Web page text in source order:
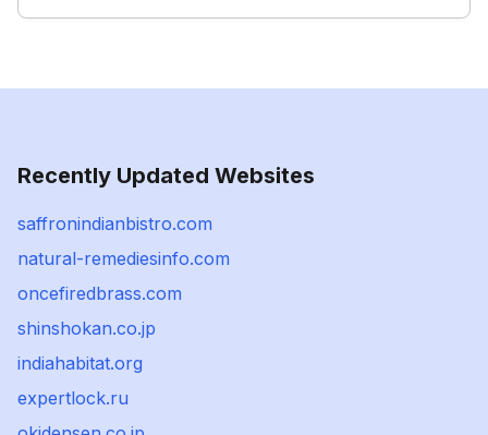
Recently Updated Websites
saffronindianbistro.com
natural-remediesinfo.com
oncefiredbrass.com
shinshokan.co.jp
indiahabitat.org
expertlock.ru